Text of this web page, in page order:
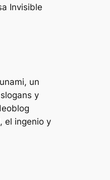
Invisible
un
y
el ingenio y